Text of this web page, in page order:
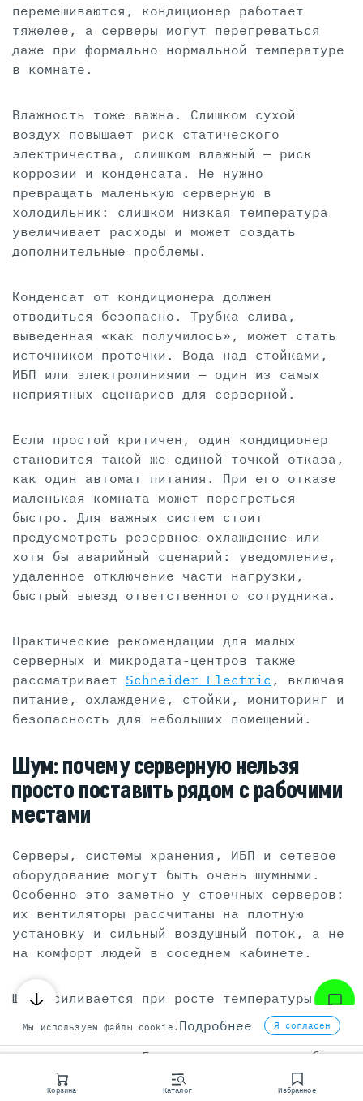
Корзина Каталог Избранное
перемешиваются, кондиционер работает
тяжелее, а серверы могут перегреваться
даже при формально нормальной температуре
в комнате.
Влажность тоже важна. Слишком сухой
воздух повышает риск статического
электричества, слишком влажный — риск
коррозии и конденсата. Не нужно
превращать маленькую серверную в
холодильник: слишком низкая температура
увеличивает расходы и может создать
дополнительные проблемы.
Конденсат от кондиционера должен
отводиться безопасно. Трубка слива,
выведенная «как получилось», может стать
источником протечки. Вода над стойками,
ИБП или электролиниями — один из самых
неприятных сценариев для серверной.
Если простой критичен, один кондиционер
становится такой же единой точкой отказа,
как один автомат питания. При его отказе
маленькая комната может перегреться
быстро. Для важных систем стоит
предусмотреть резервное охлаждение или
хотя бы аварийный сценарий: уведомление,
удаленное отключение части нагрузки,
быстрый выезд ответственного сотрудника.
Практические рекомендации для малых
серверных и микродата-центров также
рассматривает Schneider Electric , включая
питание, охлаждение, стойки, мониторинг и
безопасность для небольших помещений.
Шум: почему серверную нельзя
просто поставить рядом с рабочими
местами
Серверы, системы хранения, ИБП и сетевое
оборудование могут быть очень шумными.
Особенно это заметно у стоечных серверов:
их вентиляторы рассчитаны на плотную
установку и сильный воздушный поток, а не
на комфорт людей в соседнем кабинете.
Шум усиливается при росте температуры.
Когда серверы нагреваются, вентиляторы
ускоряются, и серверная становится
заметно громче. Если кондиционер подобран
плохо, шум будет не только от него, но и
от оборудования, которое постоянно
Мы используем файлы cookie. Подробнее Я согласен